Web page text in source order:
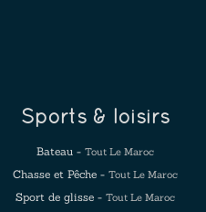
Sports & loisirs
Bateau - Tout Le Maroc
Chasse et Pêche - Tout Le Maroc
Sport de glisse - Tout Le Maroc